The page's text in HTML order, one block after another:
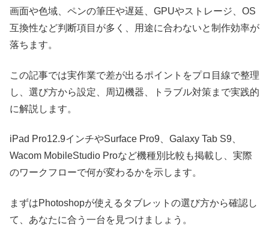
画面や色域、ペンの筆圧や遅延、GPUやストレージ、OS
互換性など判断項目が多く、用途に合わないと制作効率が
落ちます。
この記事では実作業で差が出るポイントをプロ目線で整理
し、選び方から設定、周辺機器、トラブル対策まで実践的
に解説します。
iPad Pro12.9インチやSurface Pro9、Galaxy Tab S9、
Wacom MobileStudio Proなど機種別比較も掲載し、実際
のワークフローで何が変わるかを示します。
まずはPhotoshopが使えるタブレットの選び方から確認し
て、あなたに合う一台を見つけましょう。